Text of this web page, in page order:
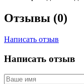
Отзывы (0)
Написать отзыв
Написать отзыв